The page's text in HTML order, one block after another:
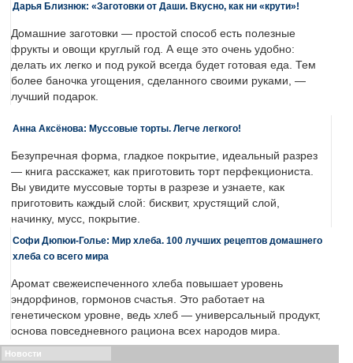
Дарья Близнюк: «Заготовки от Даши. Вкусно, как ни «крути»!
Домашние заготовки — простой способ есть полезные
фрукты и овощи круглый год. А еще это очень удобно:
делать их легко и под рукой всегда будет готовая еда. Тем
более баночка угощения, сделанного своими руками, —
лучший подарок.
Анна Аксёнова: Муссовые торты. Легче легкого!
Безупречная форма, гладкое покрытие, идеальный разрез
— книга расскажет, как приготовить торт перфекциониста.
Вы увидите муссовые торты в разрезе и узнаете, как
приготовить каждый слой: бисквит, хрустящий слой,
начинку, мусс, покрытие.
Софи Дюпюи-Голье: Мир хлеба. 100 лучших рецептов домашнего
хлеба со всего мира
Аромат свежеиспеченного хлеба повышает уровень
эндорфинов, гормонов счастья. Это работает на
генетическом уровне, ведь хлеб — универсальный продукт,
основа повседневного рациона всех народов мира.
Новости